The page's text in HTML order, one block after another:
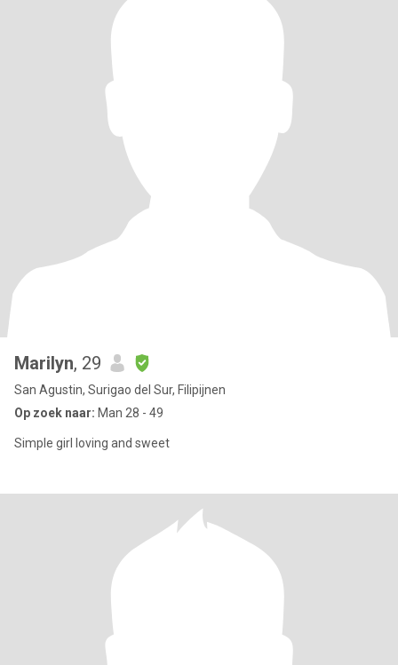
Marilyn, 29
San Agustin, Surigao del Sur, Filipijnen
Op zoek naar: Man 28 - 49
Simple girl loving and sweet